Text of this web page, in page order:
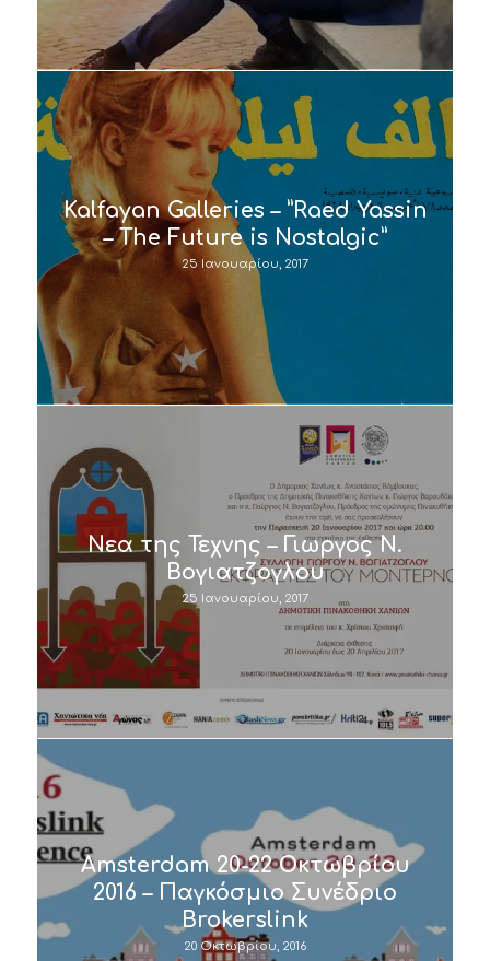
Kalfayan Galleries – ”Raed Yassin
– The Future is Nostalgic”
25 Ιανουαρίου, 2017
Νεα της Τεχνης – Γιωργος Ν.
Βογιατζογλου
25 Ιανουαρίου, 2017
Amsterdam 20-22 Οκτωβρίου
2016 – Παγκόσμιο Συνέδριο
Brokerslink
20 Οκτωβρίου, 2016